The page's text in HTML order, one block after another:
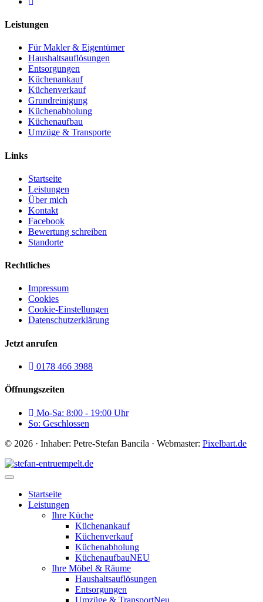
Leistungen
Für Makler & Eigentümer
Haushaltsauflösungen
Entsorgungen
Küchenankauf
Küchenverkauf
Grundreinigung
Küchenabholung
Küchenaufbau
Umzüge & Transporte
Links
Startseite
Leistungen
Über mich
Kontakt
Facebook
Bewertung schreiben
Standorte
Rechtliches
Impressum
Cookies
Cookie-Einstellungen
Datenschutzerklärung
Jetzt anrufen
0178 466 3988
Öffnungszeiten
Mo-Sa: 8:00 - 19:00 Uhr
So: Geschlossen
© 2026 · Inhaber: Petre-Stefan Bancila · Webmaster: Pixelbart.de
Startseite
Leistungen
Ihre Küche
Küchenankauf
Küchenverkauf
Küchenabholung
KüchenaufbauNEU
Ihre Möbel & Räume
Haushaltsauflösungen
Entsorgungen
Umzüge & TransportNeu